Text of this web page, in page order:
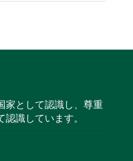
家として認識し、尊重
識しています。